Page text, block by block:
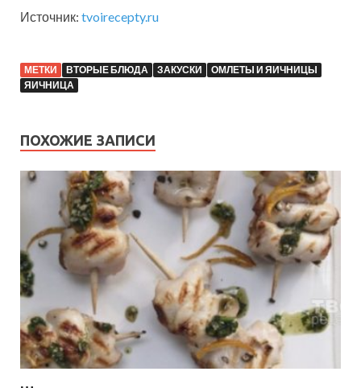
Источник: tvoirecepty.ru
МЕТКИ ВТОРЫЕ БЛЮДА ЗАКУСКИ
ОМЛЕТЫ И ЯИЧНИЦЫ
ЯИЧНИЦА
ПОХОЖИЕ ЗАПИСИ